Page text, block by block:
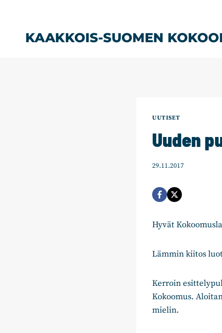
KAAKKOIS-SUOMEN
UUTISET
Uuden
29.11.2017
Hyvät
Lämmin kiitos
Kerroin
Kokoomus.
mielin.